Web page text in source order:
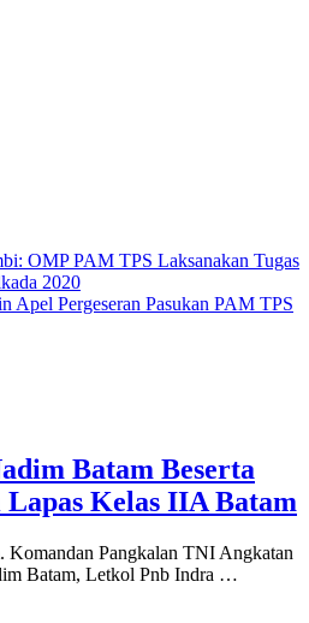
OMP PAM TPS Laksanakan Tugas
2020
Apel Pergeseran Pasukan PAM TPS
Batam Beserta
Kelas IIA Batam
Komandan Pangkalan TNI Angkatan
Batam, Letkol Pnb Indra …